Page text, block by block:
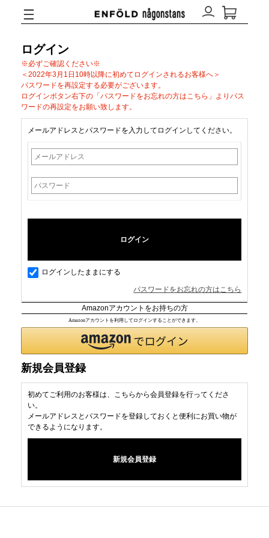
ログイン
※必ずご確認ください※
＜2022年3月1日10時以降に初めてログインされるお客様へ＞
パスワードを再設定する必要がございます。
ログインボタン右下の「パスワードをお忘れの方はこちら」よりパス
ワードの再設定をお願い致します。
メールアドレスとパスワードを入力してログインしてください。
ログインしたままにする
パスワードをお忘れの方はこちら
Amazonアカウントをお持ちの方
Amazonアカウントを利用してログインすることができます。
新規会員登録
初めてご利用のお客様は、こちらから会員登録を行ってくださ
い。
メールアドレスとパスワードを登録しておくと便利にお買い物が
できるようになります。